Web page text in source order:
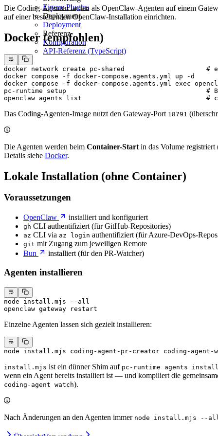
Eigene Plugins
Deployment
Deployment
Referenz
Konfiguration
API-Referenz (TypeScript)
Die Coding-Agenten laufen als OpenClaw-Agenten auf einem
auf einer bestehenden OpenClaw-Installation einrichten.
Docker (empfohlen)
docker network create pc-shared
#
docker compose -f docker-compose.agents.yml up -d
docker compose -f docker-compose.agents.yml exec
pc-runtime setup
#
openclaw agents list
#
Das Coding-Agenten-Image nutzt den Gateway-Port 18791
Die Agenten werden beim Container-Start in das Volume registriert
Details siehe Docker.
Lokale Installation (ohne Container)
Voraussetzungen
OpenClaw installiert und konfiguriert
gh CLI authentifiziert (für GitHub-Repositories)
az CLI via az login authentifiziert (für Azure-DevOps-
git mit Zugang zum jeweiligen Remote
Bun
installiert (für den PR-Watcher)
Agenten installieren
node install.mjs --all
openclaw gateway restart
Einzelne Agenten lassen sich gezielt installieren:
node install.mjs coding-agent-pr-creator coding-agent-
install.mjs ist ein dünner Shim auf pc-runtime agents
wenn ein Agent bereits installiert ist — und kompiliert die
coding-agent watch).
Nach Änderungen an den Agenten immer node install.mjs --